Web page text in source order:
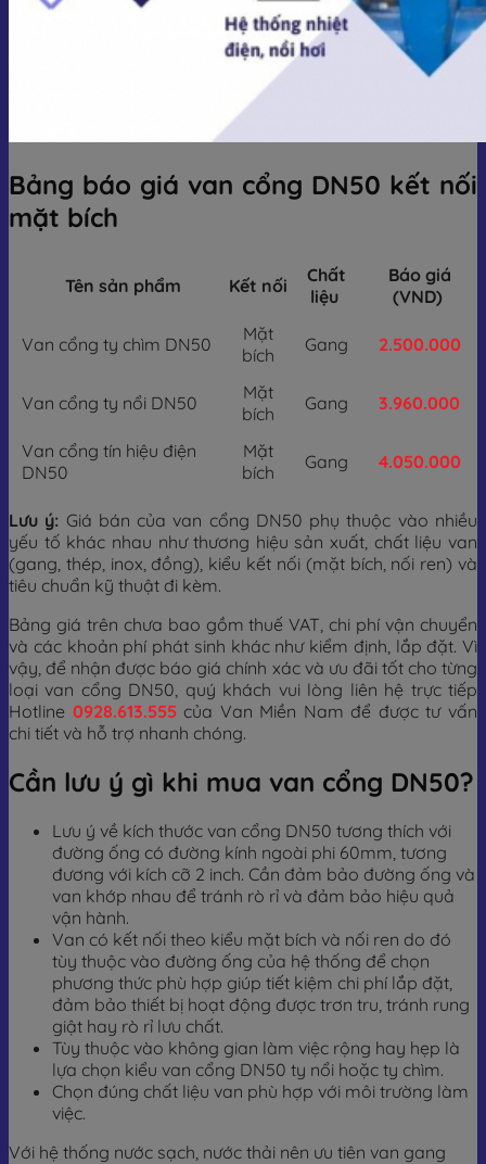
Bảng báo giá van cổng DN50 kết nối
mặt bích
Tên sản phẩm Kết nối
Chất
liệu
Báo giá
(VND)
Van cổng ty chìm DN50
Mặt
bích
Gang 2.500.000
Van cổng ty nổi DN50
Mặt
bích
Gang 3.960.000
Van cổng tín hiệu điện
DN50
Mặt
bích
Gang 4.050.000
Lưu ý: Giá bán của van cổng DN50 phụ thuộc vào nhiều
yếu tố khác nhau như thương hiệu sản xuất, chất liệu van
(gang, thép, inox, đồng), kiểu kết nối (mặt bích, nối ren) và
tiêu chuẩn kỹ thuật đi kèm.
Bảng giá trên chưa bao gồm thuế VAT, chi phí vận chuyển
và các khoản phí phát sinh khác như kiểm định, lắp đặt. Vì
vậy, để nhận được báo giá chính xác và ưu đãi tốt cho từng
loại van cổng DN50, quý khách vui lòng liên hệ trực tiếp
Hotline 0928.613.555 của Van Miền Nam để được tư vấn
chi tiết và hỗ trợ nhanh chóng.
Cần lưu ý gì khi mua van cổng DN50?
Lưu ý về kích thước van cổng DN50 tương thích với
đường ống có đường kính ngoài phi 60mm, tương
đương với kích cỡ 2 inch. Cần đảm bảo đường ống và
van khớp nhau để tránh rò rỉ và đảm bảo hiệu quả
vận hành.
Van có kết nối theo kiểu mặt bích và nối ren do đó
tùy thuộc vào đường ống của hệ thống để chọn
phương thức phù hợp giúp tiết kiệm chi phí lắp đặt,
đảm bảo thiết bị hoạt động được trơn tru, tránh rung
giật hay rò rỉ lưu chất.
Tùy thuộc vào không gian làm việc rộng hay hẹp là
lựa chọn kiểu van cổng DN50 ty nổi hoặc ty chìm.
Chọn đúng chất liệu van phù hợp với môi trường làm
việc.
Với hệ thống nước sạch, nước thải nên ưu tiên van gang